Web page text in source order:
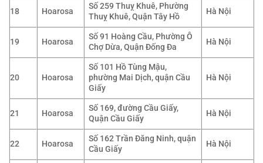
18 Hoarosa
Số 259 Thuỵ Khuê, Phường
Thuỵ Khuê, Quận Tây Hồ
Hà Nội
19 Hoarosa
Số 91 Hoàng Cầu, Phường Ô
Chợ Dừa, Quận Đống Đa
Hà Nội
20 Hoarosa
Số 101 Hồ Tùng Mậu,
phường Mai Dịch, quận Cầu
Giấy
Hà Nội
21 Hoarosa
Số 169, đường Cầu Giấy,
Quận Cầu Giấy
Hà Nội
22 Hoarosa
Số 162 Trần Đăng Ninh, quận
Cầu Giấy
Hà Nội